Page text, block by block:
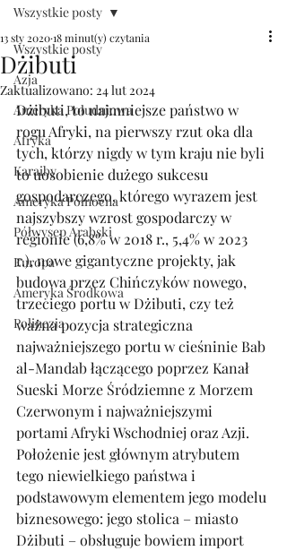
Wszystkie posty
Azja
Ameryka Południowa
Afryka
Karaiby
Ameryka Północna
Półwysep Arabski
Europa
Ameryka Środkowa
Polinezja
Wszystkie posty
Dżibuti
13 sty 202018 minut(y) czytania
Zaktualizowano: 24 lut 2024
Dżibuti, to najmniejsze państwo w
rogu Afryki, na pierwszy rzut oka dla
tych, którzy nigdy w tym kraju nie byli
to uosobienie dużego sukcesu
gospodarczego, którego wyrazem jest
najszybszy wzrost gospodarczy w
regionie (6,8% w 2018 r., 5,4% w 2023
r.), nowe gigantyczne projekty, jak
budowa przez Chińczyków nowego,
trzeciego portu w Dżibuti, czy też
ważna pozycja strategiczna
najważniejszego portu w cieśninie Bab
al-Mandab łączącego poprzez Kanał
Sueski Morze Śródziemne z Morzem
Czerwonym i najważniejszymi
portami Afryki Wschodniej oraz Azji.
Położenie jest głównym atrybutem
tego niewielkiego państwa i
podstawowym elementem jego modelu
biznesowego: jego stolica – miasto
Dżibuti – obsługuje bowiem import